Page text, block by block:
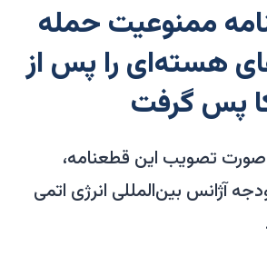
ممنوعیت حمله
هسته‌ای را پس از
پس گرفت
صورت تصویب این قطعنامه،
آژانس بین‌المللی انرژی اتمی